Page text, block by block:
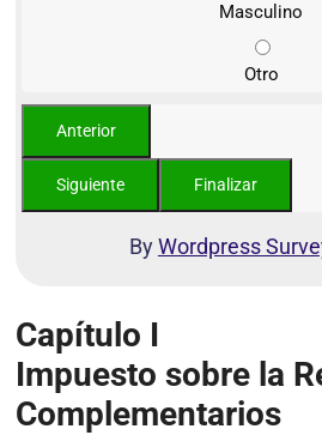
Masculino
Otro
ByWordpress
Capítulo I
Impuesto sobre la
Complementarios